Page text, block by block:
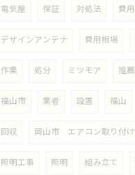
電気屋 保証 対処法 費用
デザインアンテナ 費用相場
作業 処分 ミツモア 推薦
福山市 業者 設置 福山
回収 岡山市 エアコン取り付け
照明工事 照明 組み立て